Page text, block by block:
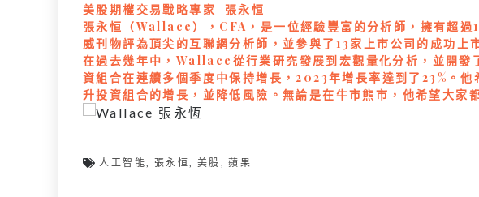
美股期權交易戰略專家 張永恒
張永恒（Wallace），CFA，是一位經驗豐富的分析師，擁有超過
威刊物評為頂尖的互聯網分析師，並參與了13家上市公司的成功上
在過去幾年中，Wallace從行業研究發展到宏觀量化分析，並開發
資組合在連續多個季度中保持增長，2023年增長率達到了23%。
升投資組合的增長，並降低風險。無論是在牛市熊市，他希望大家
人工智能 張永恒 美股 ,蘋果